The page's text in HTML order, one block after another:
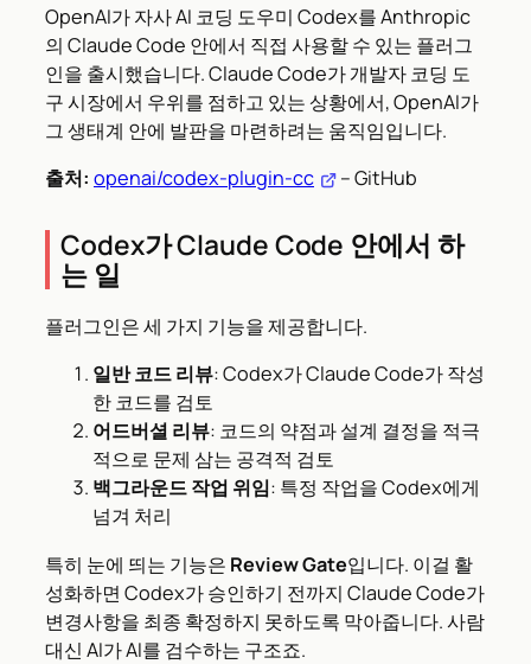
OpenAI가 자사 AI 코딩 도우미 Codex를 Anthropic
의 Claude Code 안에서 직접 사용할 수 있는 플러그
인을 출시했습니다. Claude Code가 개발자 코딩 도
구 시장에서 우위를 점하고 있는 상황에서, OpenAI가
그 생태계 안에 발판을 마련하려는 움직임입니다.
출처: openai/codex-plugin-cc – GitHub
Codex가 Claude Code 안에서 하
는 일
플러그인은 세 가지 기능을 제공합니다.
일반 코드 리뷰: Codex가 Claude Code가 작성
한 코드를 검토
어드버셜 리뷰: 코드의 약점과 설계 결정을 적극
적으로 문제 삼는 공격적 검토
백그라운드 작업 위임: 특정 작업을 Codex에게
넘겨 처리
특히 눈에 띄는 기능은 Review Gate입니다. 이걸 활
성화하면 Codex가 승인하기 전까지 Claude Code가
변경사항을 최종 확정하지 못하도록 막아줍니다. 사람
대신 AI가 AI를 검수하는 구조죠.